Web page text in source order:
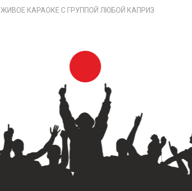
ЖИВОЕ КАРАОКЕ С ГРУППОЙ ЛЮБОЙ КАПРИЗ